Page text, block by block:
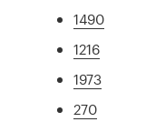
1490
1216
1973
270